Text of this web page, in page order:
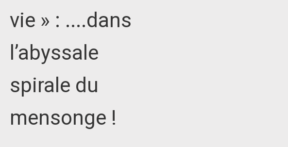
vie » : ....dans
l’abyssale
spirale du
mensonge !